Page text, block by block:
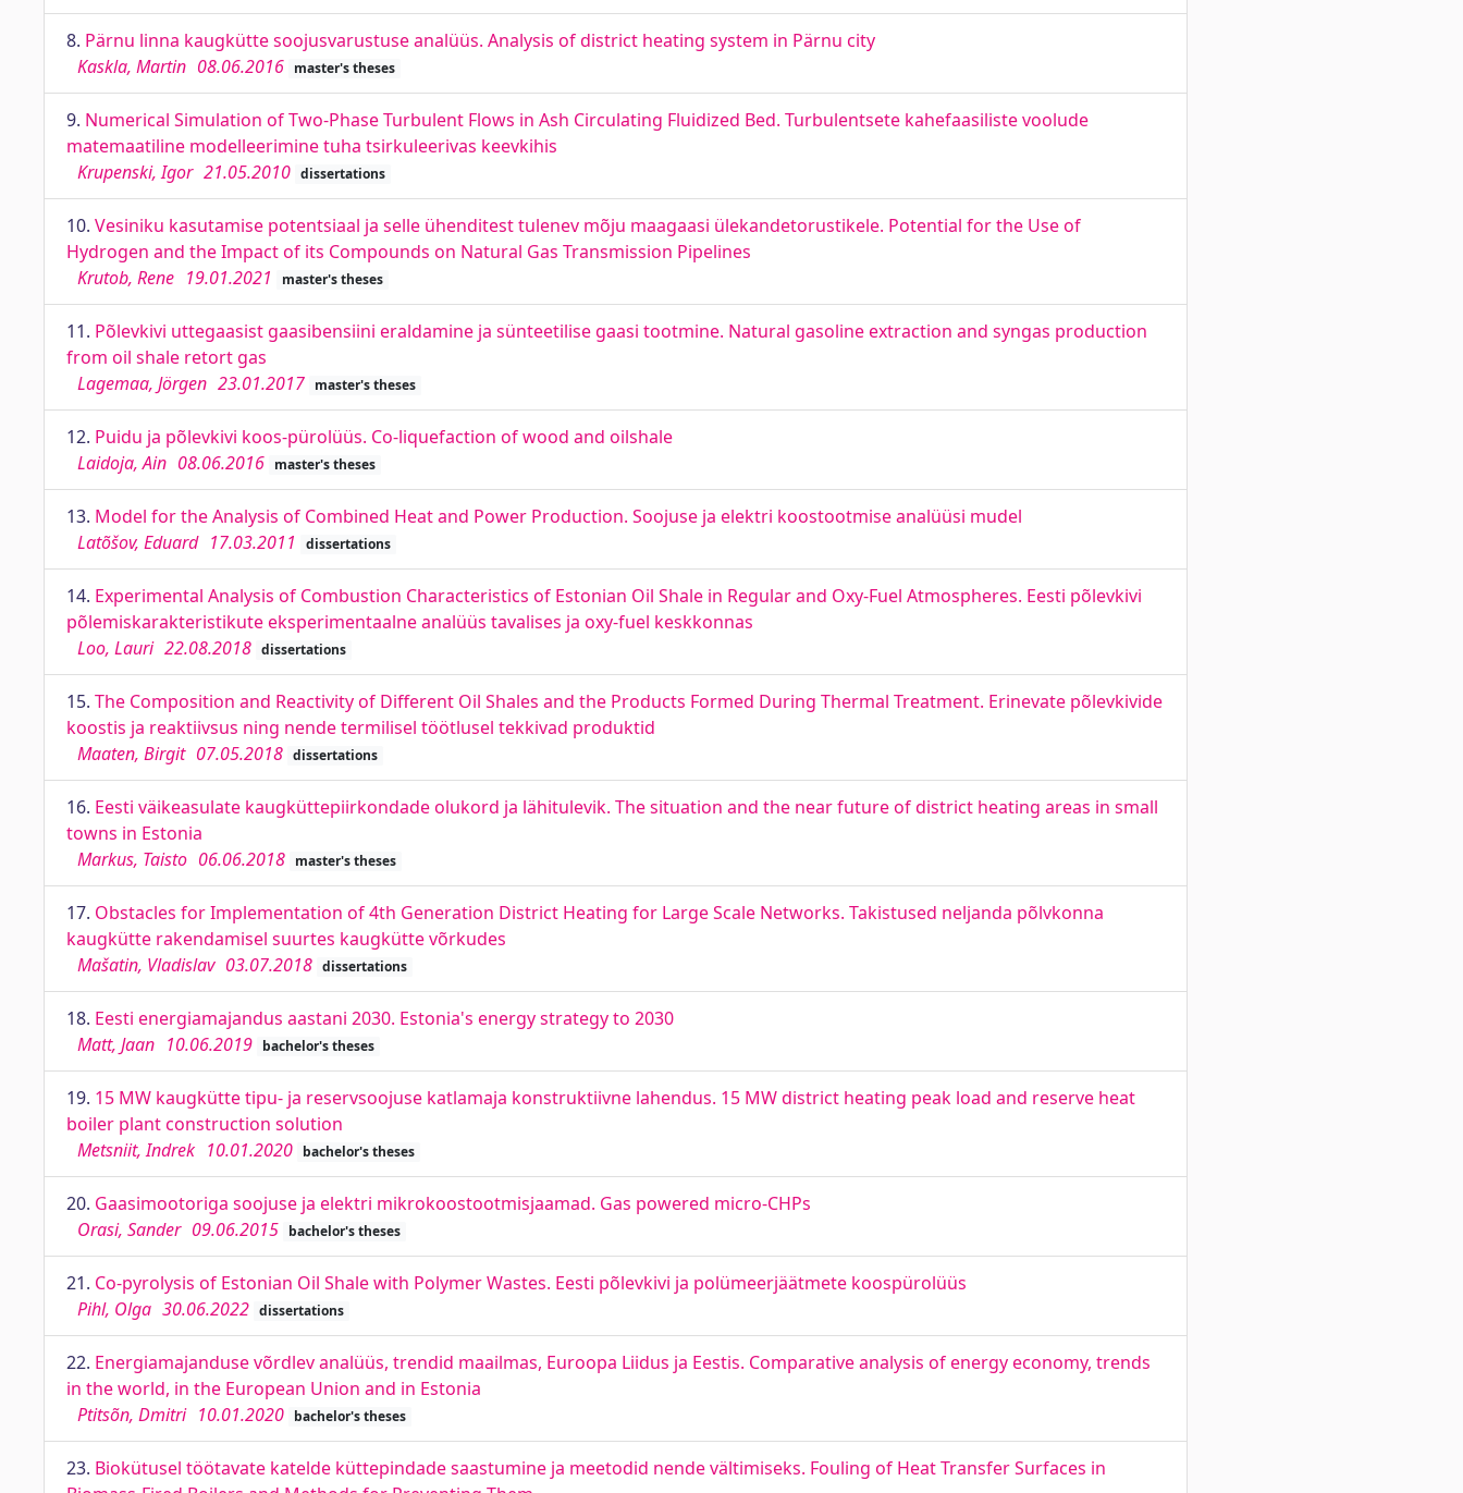
8. Pärnu linna kaugkütte soojusvarustuse analüüs. Analysis of district heating system in Pärnu city
Kaskla, Martin 08.06.2016 master's theses
9. Numerical Simulation of Two-Phase Turbulent Flows in Ash Circulating Fluidized Bed. Turbulentsete kahefaasiliste voolude
matemaatiline modelleerimine tuha tsirkuleerivas keevkihis
Krupenski, Igor 21.05.2010 dissertations
10. Vesiniku kasutamise potentsiaal ja selle ühenditest tulenev mõju maagaasi ülekandetorustikele. Potential for the Use of
Hydrogen and the Impact of its Compounds on Natural Gas Transmission Pipelines
Krutob, Rene 19.01.2021 master's theses
11. Põlevkivi uttegaasist gaasibensiini eraldamine ja sünteetilise gaasi tootmine. Natural gasoline extraction and syngas production
from oil shale retort gas
Lagemaa, Jörgen 23.01.2017 master's theses
12. Puidu ja põlevkivi koos-pürolüüs. Co-liquefaction of wood and oilshale
Laidoja, Ain 08.06.2016 master's theses
13. Model for the Analysis of Combined Heat and Power Production. Soojuse ja elektri koostootmise analüüsi mudel
Latõšov, Eduard 17.03.2011 dissertations
14. Experimental Analysis of Combustion Characteristics of Estonian Oil Shale in Regular and Oxy-Fuel Atmospheres. Eesti põlevkivi
põlemiskarakteristikute eksperimentaalne analüüs tavalises ja oxy-fuel keskkonnas
Loo, Lauri 22.08.2018 dissertations
15. The Composition and Reactivity of Different Oil Shales and the Products Formed During Thermal Treatment. Erinevate põlevkivide
koostis ja reaktiivsus ning nende termilisel töötlusel tekkivad produktid
Maaten, Birgit 07.05.2018 dissertations
16. Eesti väikeasulate kaugküttepiirkondade olukord ja lähitulevik. The situation and the near future of district heating areas in small
towns in Estonia
Markus, Taisto 06.06.2018 master's theses
17. Obstacles for Implementation of 4th Generation District Heating for Large Scale Networks. Takistused neljanda põlvkonna
kaugkütte rakendamisel suurtes kaugkütte võrkudes
Mašatin, Vladislav 03.07.2018 dissertations
18. Eesti energiamajandus aastani 2030. Estonia's energy strategy to 2030
Matt, Jaan 10.06.2019 bachelor's theses
19. 15 MW kaugkütte tipu- ja reservsoojuse katlamaja konstruktiivne lahendus. 15 MW district heating peak load and reserve heat
boiler plant construction solution
Metsniit, Indrek 10.01.2020 bachelor's theses
20. Gaasimootoriga soojuse ja elektri mikrokoostootmisjaamad. Gas powered micro-CHPs
Orasi, Sander 09.06.2015 bachelor's theses
21. Co-pyrolysis of Estonian Oil Shale with Polymer Wastes. Eesti põlevkivi ja polümeerjäätmete koospürolüüs
Pihl, Olga 30.06.2022 dissertations
22. Energiamajanduse võrdlev analüüs, trendid maailmas, Euroopa Liidus ja Eestis. Comparative analysis of energy economy, trends
in the world, in the European Union and in Estonia
Ptitsõn, Dmitri 10.01.2020 bachelor's theses
23. Biokütusel töötavate katelde küttepindade saastumine ja meetodid nende vältimiseks. Fouling of Heat Transfer Surfaces in